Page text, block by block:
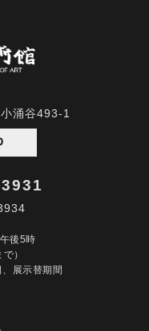
涌谷493-1
後5時
）
展示替期間